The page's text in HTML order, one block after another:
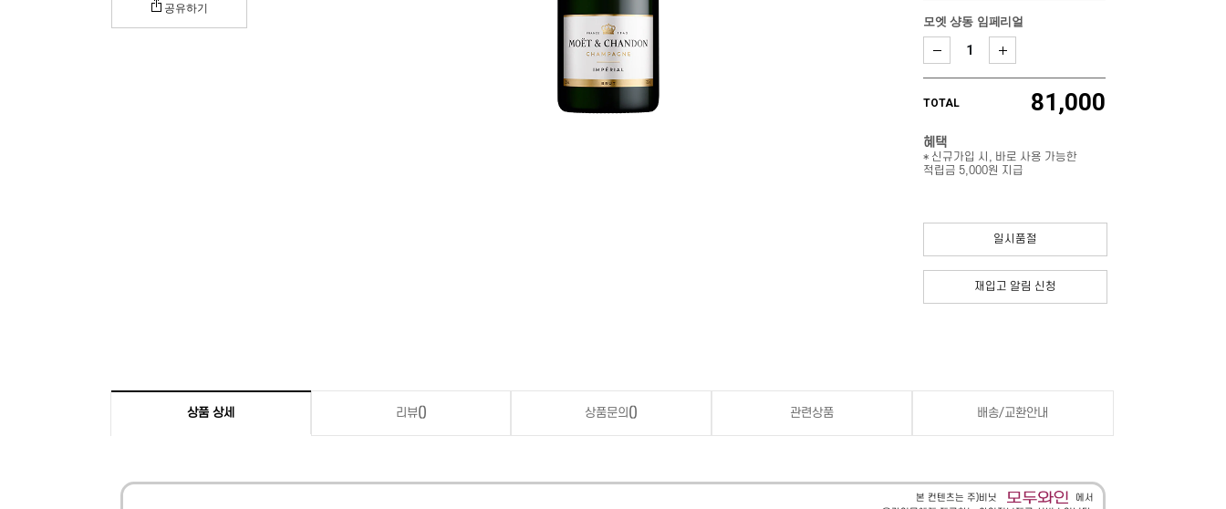
공유하기
모엣 샹동 임페리얼
TOTAL 81,000
혜택
* 신규가입 시, 바로 사용 가능한
적립금 5,000원 지급
일시품절
재입고 알림 신청
상품 상세 리뷰() 상품문의 () 관련상품 배송/교환안내
본 컨텐츠는 주)비닛
에서